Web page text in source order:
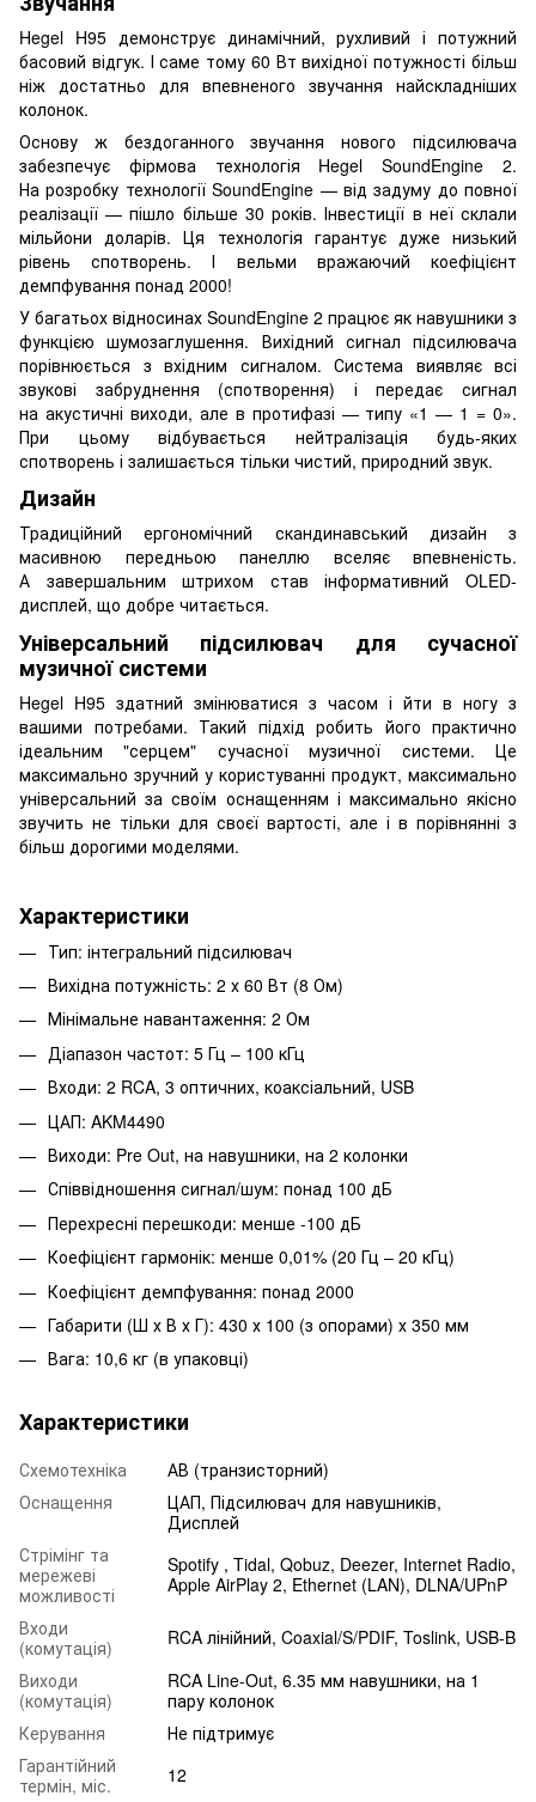
Hegel H95 демонструє динамічний, рухливий і потужний
басовий відгук. І саме тому 60 Вт вихідної потужності більш
ніж достатньо для впевненого звучання найскладніших
колонок.
Основу ж бездоганного звучання нового підсилювача
забезпечує фірмова технологія Hegel SoundEngine 2.
На розробку технології SoundEngine — від задуму до повної
реалізації — пішло більше 30 років. Інвестиції в неї склали
мільйони доларів. Ця технологія гарантує дуже низький
рівень спотворень. І вельми вражаючий коефіцієнт
демпфування понад 2000!
У багатьох відносинах SoundEngine 2 працює як навушники з
функцією шумозаглушення. Вихідний сигнал підсилювача
порівнюється з вхідним сигналом. Система виявляє всі
звукові забруднення (спотворення) і передає сигнал
на акустичні виходи, але в протифазі — типу «1 — 1 = 0».
При цьому відбувається нейтралізація будь-яких
спотворень і залишається тільки чистий, природний звук.
Дизайн
Традиційний ергономічний скандинавський дизайн з
масивною передньою панеллю вселяє впевненість.
А завершальним штрихом став інформативний OLED-
дисплей, що добре читається.
Універсальний підсилювач для сучасної
музичної системи
Hegel H95 здатний змінюватися з часом і йти в ногу з
вашими потребами. Такий підхід робить його практично
ідеальним "серцем" сучасної музичної системи. Це
максимально зручний у користуванні продукт, максимально
універсальний за своїм оснащенням і максимально якісно
звучить не тільки для своєї вартості, але і в порівнянні з
більш дорогими моделями.
Характеристики
Тип: інтегральний підсилювач
Вихідна потужність: 2 х 60 Вт (8 Ом)
Мінімальне навантаження: 2 Ом
Діапазон частот: 5 Гц – 100 кГц
Входи: 2 RCA, 3 оптичних, коаксіальний, USB
ЦАП: AKM4490
Виходи: Pre Out, на навушники, на 2 колонки
Співвідношення сигнал/шум: понад 100 дБ
Перехресні перешкоди: менше -100 дБ
Коефіцієнт гармонік: менше 0,01% (20 Гц – 20 кГц)
Коефіцієнт демпфування: понад 2000
Габарити (Ш х В х Г): 430 х 100 (з опорами) х 350 мм
Вага: 10,6 кг (в упаковці)
Характеристики
Схемотехніка
АВ (транзисторний)
Оснащення
ЦАП, Підсилювач для навушників,
Дисплей
Стрімінг та
мережеві
можливості
Spotify , Tidal, Qobuz, Deezer, Internet Radio,
Apple AirPlay 2, Ethernet (LAN), DLNA/UPnP
Входи
(комутація)
RCA лінійний, Coaxial/S/PDIF, Toslink, USB-B
Виходи
(комутація)
RCA Line-Out, 6.35 мм навушники, на 1
пару колонок
Керування
Не підтримує
Гарантійний
термін, міс.
12